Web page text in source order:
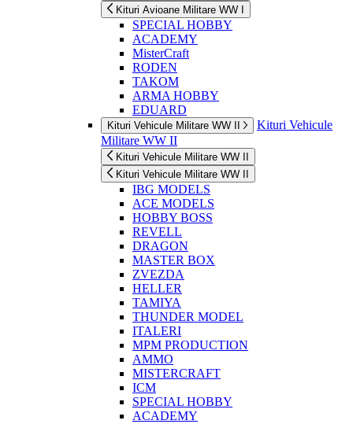
Kituri Avioane Militare WW I
SPECIAL HOBBY
ACADEMY
MisterCraft
RODEN
TAKOM
ARMA HOBBY
EDUARD
Kituri Vehicule Militare WW II
Kituri Vehicule
Militare WW II
Kituri Vehicule Militare WW II
Kituri Vehicule Militare WW II
IBG MODELS
ACE MODELS
HOBBY BOSS
REVELL
DRAGON
MASTER BOX
ZVEZDA
HELLER
TAMIYA
THUNDER MODEL
ITALERI
MPM PRODUCTION
AMMO
MISTERCRAFT
ICM
SPECIAL HOBBY
ACADEMY